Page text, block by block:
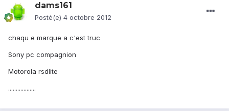
dams161
Posté(e) 4 octobre 2012
chaqu e marque a c'est truc
Sony pc compagnion
Motorola rsdlite
..................